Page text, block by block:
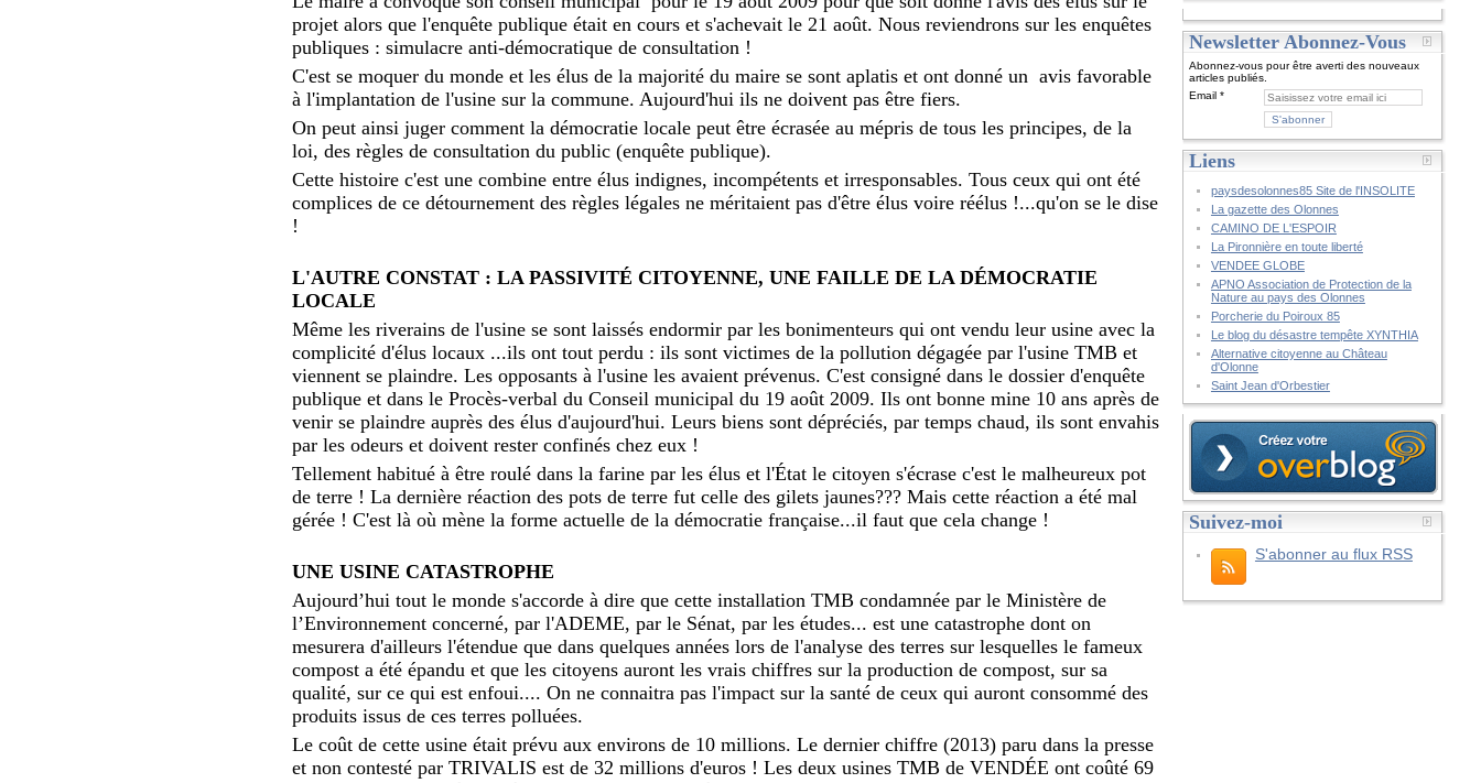
projet alors que l'enquête publique était en cours et s'achevait le 21 août. Nous reviendrons sur les enquêtes
publiques : simulacre anti-démocratique de consultation !
C'est se moquer du monde et les élus de la majorité du maire se sont aplatis et ont donné un avis favorable
à l'implantation de l'usine sur la commune. Aujourd'hui ils ne doivent pas être fiers.
On peut ainsi juger comment la démocratie locale peut être écrasée au mépris de tous les principes, de la
loi, des règles de consultation du public (enquête publique).
Cette histoire c'est une combine entre élus indignes, incompétents et irresponsables. Tous ceux qui ont été
complices de ce détournement des règles légales ne méritaient pas d'être élus voire réélus !...qu'on se le dise
!
L'AUTRE CONSTAT : LA PASSIVITÉ CITOYENNE, UNE FAILLE DE LA DÉMOCRATIE
LOCALE
Même les riverains de l'usine se sont laissés endormir par les bonimenteurs qui ont vendu leur usine avec la
complicité d'élus locaux ...ils ont tout perdu : ils sont victimes de la pollution dégagée par l'usine TMB et
viennent se plaindre. Les opposants à l'usine les avaient prévenus. C'est consigné dans le dossier d'enquête
publique et dans le Procès-verbal du Conseil municipal du 19 août 2009. Ils ont bonne mine 10 ans après de
venir se plaindre auprès des élus d'aujourd'hui. Leurs biens sont dépréciés, par temps chaud, ils sont envahis
par les odeurs et doivent rester confinés chez eux !
Tellement habitué à être roulé dans la farine par les élus et l'État le citoyen s'écrase c'est le malheureux pot
de terre ! La dernière réaction des pots de terre fut celle des gilets jaunes??? Mais cette réaction a été mal
gérée ! C'est là où mène la forme actuelle de la démocratie française...il faut que cela change !
UNE USINE CATASTROPHE
Aujourd’hui tout le monde s'accorde à dire que cette installation TMB condamnée par le Ministère de
l’Environnement concerné, par l'ADEME, par le Sénat, par les études... est une catastrophe dont on
mesurera d'ailleurs l'étendue que dans quelques années lors de l'analyse des terres sur lesquelles le fameux
compost a été épandu et que les citoyens auront les vrais chiffres sur la production de compost, sur sa
qualité, sur ce qui est enfoui.... On ne connaitra pas l'impact sur la santé de ceux qui auront consommé des
produits issus de ces terres polluées.
Le coût de cette usine était prévu aux environs de 10 millions. Le dernier chiffre (2013) paru dans la presse
et non contesté par TRIVALIS est de 32 millions d'euros ! Les deux usines TMB de VENDÉE ont coûté 69
Newsletter Abonnez-Vous
Abonnez-vous pour être averti des nouveaux
articles publiés.
Email
Liens
paysdesolonnes85 Site de l'INSOLITE
La gazette des Olonnes
CAMINO DE L'ESPOIR
La Pironnière en toute liberté
VENDEE GLOBE
APNO Association de Protection de la
Nature au pays des Olonnes
Porcherie du Poiroux 85
Le blog du désastre tempête XYNTHIA
Alternative citoyenne au Château
d'Olonne
Saint Jean d'Orbestier
Suivez-moi
S'abonner au flux RSS